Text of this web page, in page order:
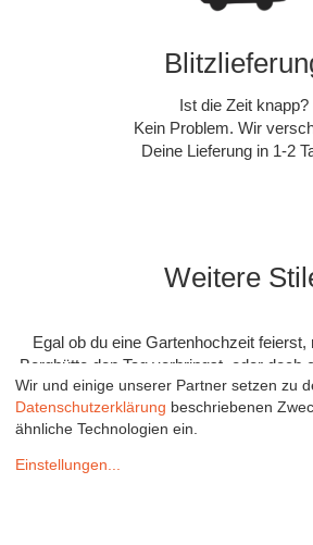
Ist die Zeit knapp?
Kein Problem. Wir
Deine Lieferung in 1-2
Weitere
Egal ob du eine Gartenhochzeit
Berghütte den Tag verbringst, oder doch
Wedding planst:
Wir haben die passende
perfekt abrunden.
Wir und einige unserer Partner setzen zu
Datenschutzerklärung beschriebenen
ähnliche Technologien ein.
Einstellungen